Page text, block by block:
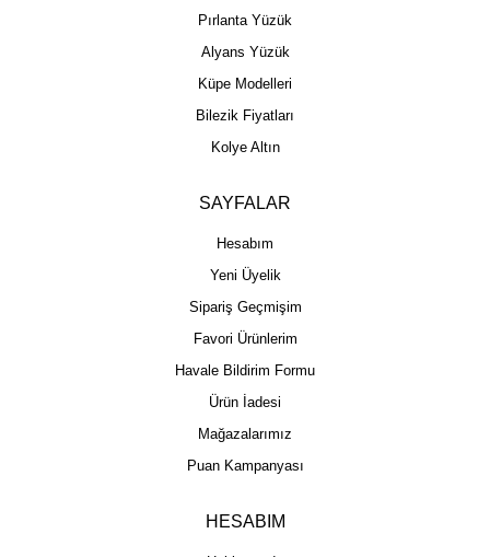
Pırlanta Yüzük
Alyans Yüzük
Küpe Modelleri
Bilezik Fiyatları
Kolye Altın
SAYFALAR
Hesabım
Yeni Üyelik
Sipariş Geçmişim
Favori Ürünlerim
Havale Bildirim Formu
Ürün İadesi
Mağazalarımız
Puan Kampanyası
HESABIM